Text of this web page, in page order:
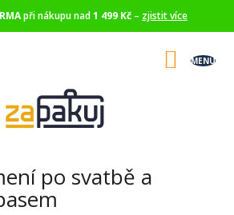
při nákupu nad1 499 Kč – zjistit více
po svatbě a